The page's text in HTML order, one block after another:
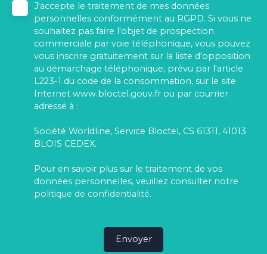
J'accepte le traitement de mes données
personnelles conformément au RGPD. Si vous ne
souhaitez pas faire l'objet de prospection
commerciale par voie téléphonique, vous pouvez
vous inscrire gratuitement sur la liste d'opposition
au démarchage téléphonique, prévu par l'article
L223-1 du code de la consommation, sur le site
Internet www.bloctel.gouv.fr ou par courrier
adressé à :
Société Worldline, Service Bloctel, CS 61311, 41013
BLOIS CEDEX.
Pour en savoir plus sur le traitement de vos
données personnelles, veuillez consulter notre
politique de confidentialité.
Envoyer